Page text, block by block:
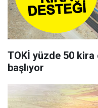
TOKİ yüzde 50
başlıyor